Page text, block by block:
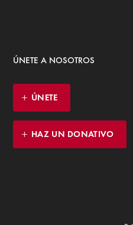
ÚNETE A NOSOTROS
ÚNETE
HAZ UN DONATIVO